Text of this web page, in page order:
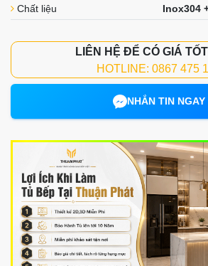
Chất liệu
Inox304
LIÊN HỆ ĐỂ CÓ GIÁ
HOTLINE: 0867 475
NHẮN TIN NGAY